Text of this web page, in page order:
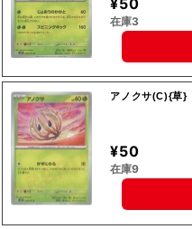
¥50
在庫3
アノクサ(C){草}
¥50
在庫9